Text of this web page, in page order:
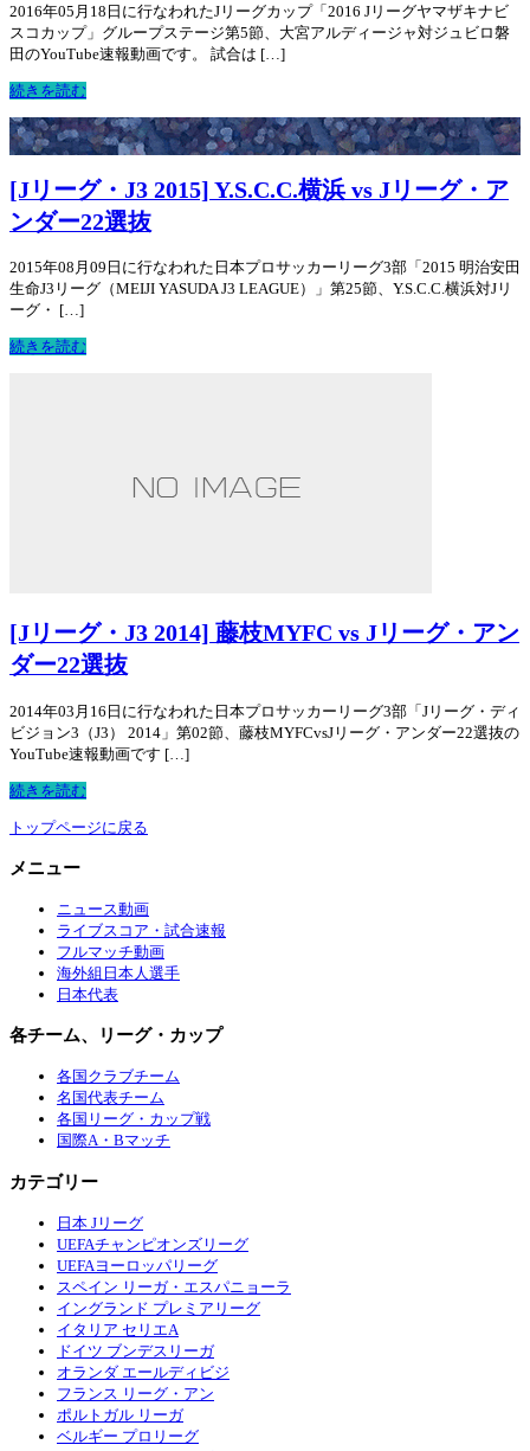
2016年05月18日に行なわれたJリーグカップ「2016 Jリーグヤマザキナビ
スコカップ」グループステージ第5節、大宮アルディージャ対ジュビロ磐
田のYouTube速報動画です。 試合は […]
続きを読む
[Jリーグ・J3 2015] Y.S.C.C.横浜 vs Jリーグ・ア
ンダー22選抜
2015年08月09日に行なわれた日本プロサッカーリーグ3部「2015 明治安田
生命J3リーグ（MEIJI YASUDA J3 LEAGUE）」第25節、Y.S.C.C.横浜対Jリ
ーグ・ […]
続きを読む
[Jリーグ・J3 2014] 藤枝MYFC vs Jリーグ・アン
ダー22選抜
2014年03月16日に行なわれた日本プロサッカーリーグ3部「Jリーグ・ディ
ビジョン3（J3） 2014」第02節、藤枝MYFCvsJリーグ・アンダー22選抜の
YouTube速報動画です […]
続きを読む
トップページに戻る
メニュー
ニュース動画
ライブスコア・試合速報
フルマッチ動画
海外組日本人選手
日本代表
各チーム、リーグ・カップ
各国クラブチーム
名国代表チーム
各国リーグ・カップ戦
国際A・Bマッチ
カテゴリー
日本 Jリーグ
UEFAチャンピオンズリーグ
UEFAヨーロッパリーグ
スペイン リーガ・エスパニョーラ
イングランド プレミアリーグ
イタリア セリエA
ドイツ ブンデスリーガ
オランダ エールディビジ
フランス リーグ・アン
ポルトガル リーガ
ベルギー プロリーグ